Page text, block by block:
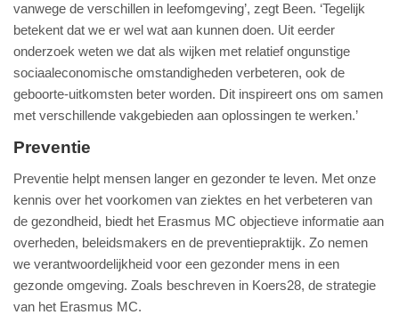
vanwege de verschillen in leefomgeving’, zegt Been. ‘Tegelijk
betekent dat we er wel wat aan kunnen doen. Uit eerder
onderzoek weten we dat als wijken met relatief ongunstige
sociaaleconomische omstandigheden verbeteren, ook de
geboorte-uitkomsten beter worden. Dit inspireert ons om samen
met verschillende vakgebieden aan oplossingen te werken.’
Preventie
Preventie helpt mensen langer en gezonder te leven. Met onze
kennis over het voorkomen van ziektes en het verbeteren van
de gezondheid, biedt het Erasmus MC objectieve informatie aan
overheden, beleidsmakers en de preventiepraktijk. Zo nemen
we verantwoordelijkheid voor een gezonder mens in een
gezonde omgeving. Zoals beschreven in Koers28, de strategie
van het Erasmus MC.